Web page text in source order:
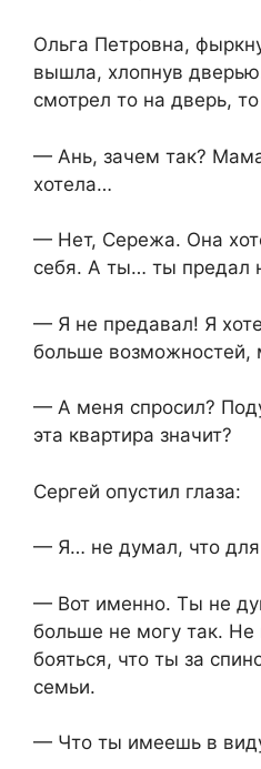
Ольга Петровна,
вышла, хлопнув
смотрел то на дверь,
— Ань, зачем так?
хотела…
— Нет, Сережа. Она
себя. А ты… ты предал
— Я не предавал! Я
больше возможностей,
— А меня спросил?
эта квартира значит?
Сергей опустил глаза:
— Я… не думал, что для
— Вот именно. Ты не
больше не могу так.
бояться, что ты за
семьи.
— Что ты имеешь в